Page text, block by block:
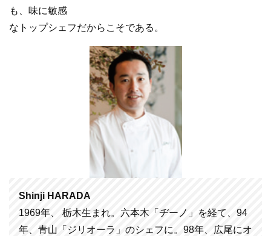
も、味に敏感
なトップシェフだからこそである。
Shinji HARADA
1969年、 栃木生まれ。六本木「ヂーノ」を経て、94
年、青山「ジリオーラ」のシェフに。98年、広尾にオ